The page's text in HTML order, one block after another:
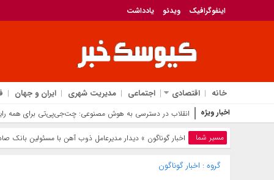
اینفوگرافیک ویدئو یادداشت
خانه اقتصادی اجتماعی مدیریت شهری ایران و جهان
اخبار ویژه انقلاب در دسترسی به هوش مصنوعی: چت‌جی‌پی‌تی برای همه
مسیر شما اخبار گوناگون » دیدار مدیرعامل ذوب آهن با مسئولین بانک
گروه : اخبار گوناگون